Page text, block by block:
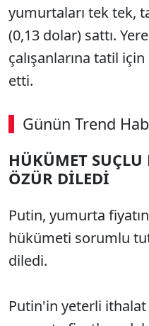
yumurtaları tek tek,
(0,13 dolar) sattı.
çalışanlarına tatil
etti.
Günün Trend
HÜKÜMET
ÖZÜR DİLEDİ
Putin, yumurta
hükümeti sorumlu
diledi.
Putin'in yeterli